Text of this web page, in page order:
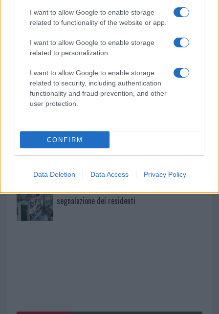
I want to allow Google to enable storage
related to functionality of the website or app.
I want to allow Google to enable storage
related to personalization.
I want to allow Google to enable storage
related to security, including authentication
functionality and fraud prevention, and other
user protection.
CONFIRM
Data Deletion Data Access Privacy Policy
Auto finisce contro un muretto, un ferito ad
moto: un ferito
Olbia, le previsioni meteo per lunedì 10 agosto
Le ultime offerte di lavoro a Olbia e in Gallura
segnalazione dei residenti